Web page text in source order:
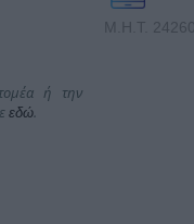
ή την
εδώ
Μ.Η.Τ.